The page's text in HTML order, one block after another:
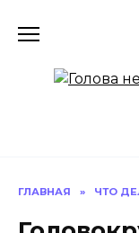
ГЛАВНАЯ » ЧТО